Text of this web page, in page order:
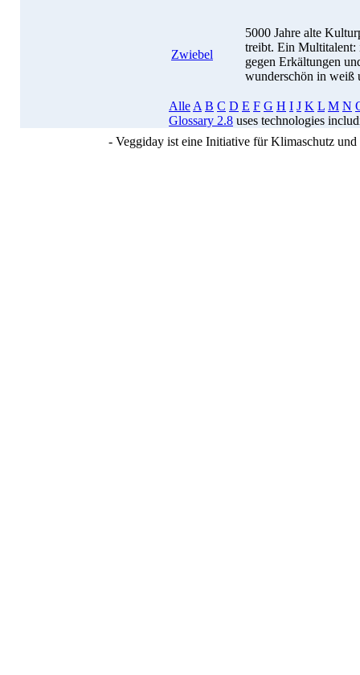
Zwiebel
5000 Jahre alte
treibt. Ein Multitalent:
gegen Erkältungen
wunderschön in weiß
Alle A B C D E F G H I J K L M N
Glossary 2.8 uses technologies
- Veggiday ist eine Initiative für Klimaschutz